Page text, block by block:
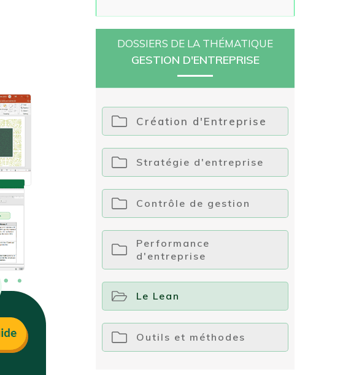
DOSSIERS DE LA THÉMATIQUE
GESTION D'ENTREPRISE
Création d'Entreprise
Stratégie d'entreprise
Contrôle de gestion
Performance
d'entreprise
Le Lean
Outils et méthodes